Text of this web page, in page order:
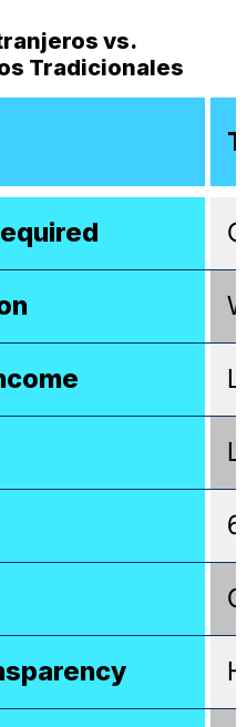
vs.
Tradicionales